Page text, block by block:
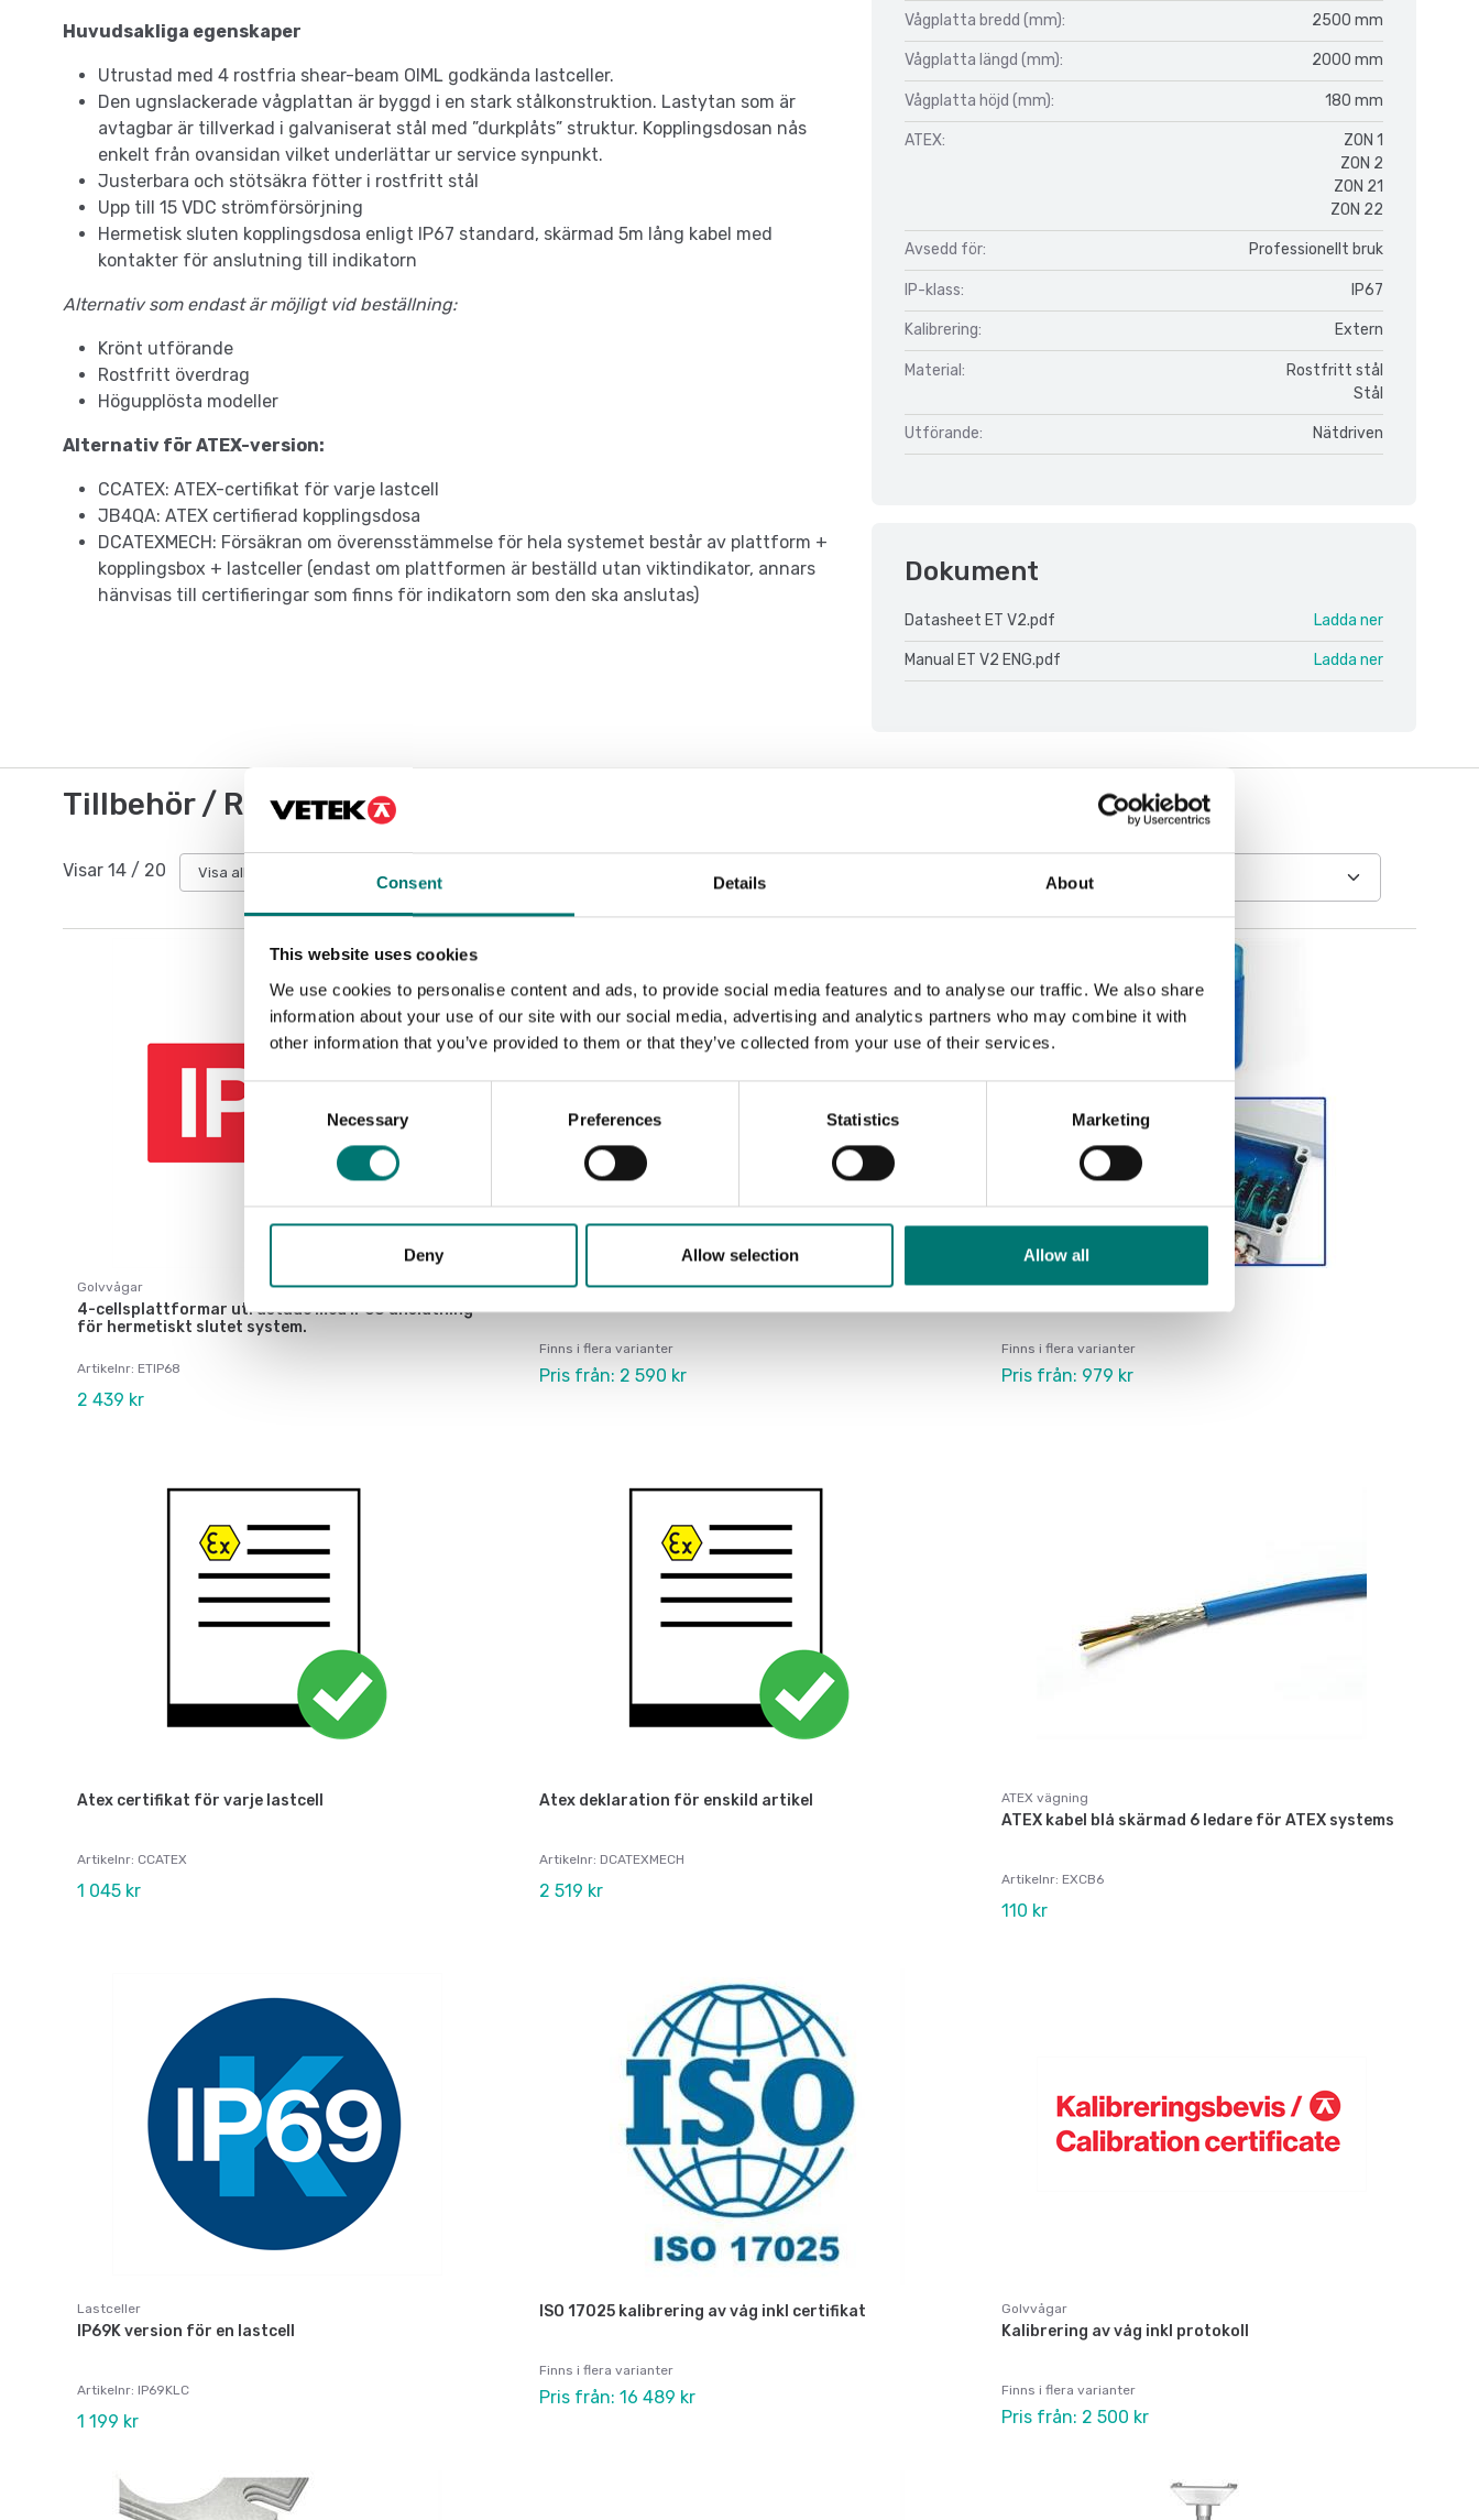
Consent Details About
This website uses cookies
We use cookies to personalise content and ads, to provide social media features and to analyse our traffic. We also share
information about your use of our site with our social media, advertising and analytics partners who may combine it with
other information that you’ve provided to them or that they’ve collected from your use of their services.
Consent
Necessary Preferences Statistics Marketing
Deny Allow selection Allow all
Huvudsakliga egenskaper
Utrustad med 4 rostfria shear-beam OIML godkända lastceller.
Den ugnslackerade vågplattan är byggd i en stark stålkonstruktion. Lastytan som är
avtagbar är tillverkad i galvaniserat stål med ”durkplåts” struktur. Kopplingsdosan nås
enkelt från ovansidan vilket underlättar ur service synpunkt.
Justerbara och stötsäkra fötter i rostfritt stål
Upp till 15 VDC strömförsörjning
Hermetisk sluten kopplingsdosa enligt IP67 standard, skärmad 5m lång kabel med
kontakter för anslutning till indikatorn
Alternativ som endast är möjligt vid beställning:
Krönt utförande
Rostfritt överdrag
Högupplösta modeller
Alternativ för ATEX-version:
CCATEX: ATEX-certifikat för varje lastcell
JB4QA: ATEX certifierad kopplingsdosa
DCATEXMECH: Försäkran om överensstämmelse för hela systemet består av plattform +
kopplingsbox + lastceller (endast om plattformen är beställd utan viktindikator, annars
hänvisas till certifieringar som finns för indikatorn som den ska anslutas)
Vågplatta bredd (mm): 2500 mm
Vågplatta längd (mm): 2000 mm
Vågplatta höjd (mm): 180 mm
ATEX:
ZON 1
ZON 2
ZON 21
ZON 22
Avsedd för: Professionellt bruk
IP-klass: IP67
Kalibrering: Extern
Material:
Rostfritt stål
Stål
Utförande: Nätdriven
Dokument
Datasheet ET V2.pdf Ladda ner
Manual ET V2 ENG.pdf Ladda ner
Tillbehör / Reservdelar
Visar 14 / 20 Visa alla Sortera efter:
Golvvågar
4-cellsplattformar utrustade med IP68 anslutning
för hermetiskt slutet system.
Artikelnr: ETIP68
2 439 kr
Ackrediterad ISO17025 kalibrering
Finns i flera varianter
Pris från: 2 590 kr
Gelbox
Finns i flera varianter
Pris från: 979 kr
Atex certifikat för varje lastcell
Artikelnr: CCATEX
1 045 kr
Atex deklaration för enskild artikel
Artikelnr: DCATEXMECH
2 519 kr
ATEX vägning
ATEX kabel blå skärmad 6 ledare för ATEX systems
Artikelnr: EXCB6
110 kr
Lastceller
IP69K version för en lastcell
Artikelnr: IP69KLC
1 199 kr
ISO 17025 kalibrering av våg inkl certifikat
Finns i flera varianter
Pris från: 16 489 kr
Golvvågar
Kalibrering av våg inkl protokoll
Finns i flera varianter
Pris från: 2 500 kr